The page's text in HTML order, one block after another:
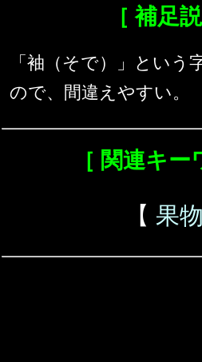
［ 補足
「袖（そで）」という
ので、間違えやすい。
［ 関連キー
【 果物